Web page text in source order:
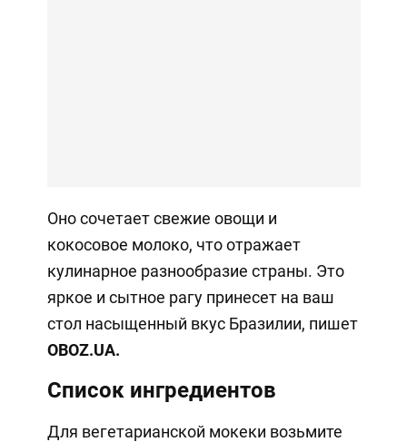
Оно сочетает свежие овощи и
кокосовое молоко, что отражает
кулинарное разнообразие страны. Это
яркое и сытное рагу принесет на ваш
стол насыщенный вкус Бразилии, пишет
OBOZ.UA.
Список ингредиентов
Для вегетарианской мокеки возьмите